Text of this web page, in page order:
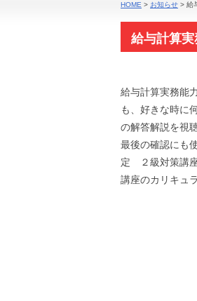
HOME > お知らせ > 給
給与計算
給与計算実務能
も、好きな時に
の解答解説を視
最後の確認にも
定 ２級対策講
講座のカリキュ